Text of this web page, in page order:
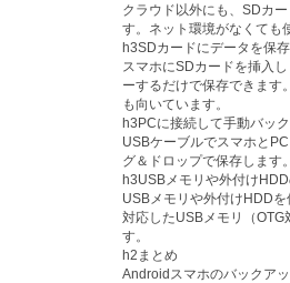
クラウド以外にも、SDカ
す。ネット環境がなくても
h3SDカードにデータを保
スマホにSDカードを挿入
ーするだけで保存できます
も向いています。
h3PCに接続して手動バッ
USBケーブルでスマホと
グ＆ドロップで保存します
h3USBメモリや外付け
USBメモリや外付けHDD
対応したUSBメモリ（
す。
h2まとめ
Androidスマホのバックア